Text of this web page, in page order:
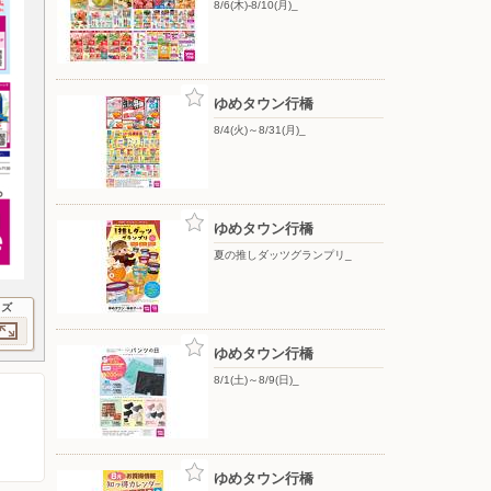
8/6(木)-8/10(月)_
ゆめタウン行橋
8/4(火)～8/31(月)_
ゆめタウン行橋
夏の推しダッツグランプリ_
ゆめタウン行橋
8/1(土)～8/9(日)_
ゆめタウン行橋